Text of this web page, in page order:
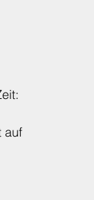
auf